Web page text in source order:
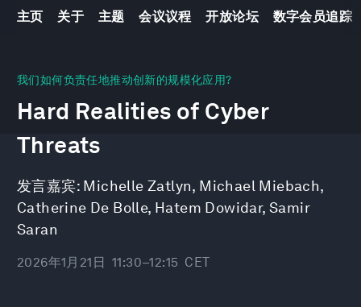
主页 关于 主题 会议议程 开放论坛 数字会员追踪
我们如何负责任地推动创新的规模化应用?
Hard Realities of Cyber
Threats
发言嘉宾: Michelle Zatlyn, Michael Miebach,
Catherine De Bolle, Hatem Dowidar,Samir
Saran
2026年1月21日 11:30–12:15 CET
seconds
46
minutes,
seconds